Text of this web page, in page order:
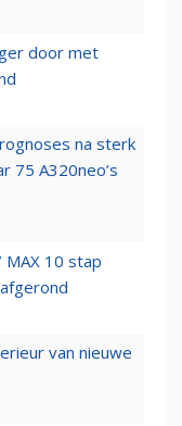
door met
na sterk
75 A320neo’s
10 stap
van nieuwe